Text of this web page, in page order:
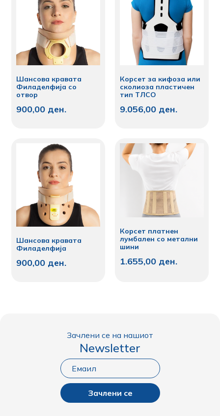
Шансова кравата
Филаделфија со
отвор
900,00 ден.
Корсет за кифоза или
сколиоза пластичен
тип ТЛСО
9.056,00 ден.
Шансова кравата
Филаделфија
900,00 ден.
Корсет платнен
лумбален со метални
шини
1.655,00 ден.
Зачлени се на нашиот
Newsletter
Зачлени се